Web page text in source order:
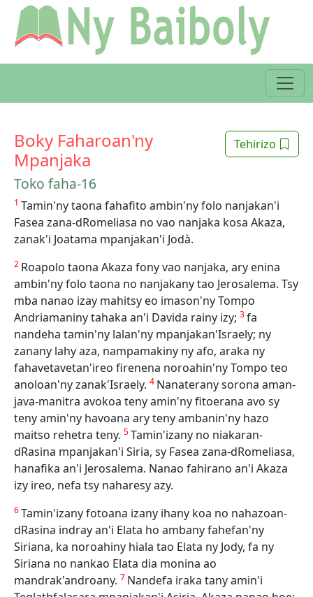
Tehirizo
Boky Faharoan'ny
Mpanjaka
Toko faha-16
1 Tamin'ny taona fahafito ambin'ny folo nanjakan'i
Fasea zana-dRomeliasa no vao nanjaka kosa Akaza,
zanak'i Joatama mpanjakan'i Jodà.
2 Roapolo taona Akaza fony vao nanjaka, ary enina
ambin'ny folo taona no nanjakany tao Jerosalema. Tsy
mba nanao izay mahitsy eo imason'ny Tompo
Andriamaniny tahaka an'i Davida rainy izy; 3fa
nandeha tamin'ny lalan'ny mpanjakan'Israely; ny
zanany lahy aza, nampamakiny ny afo, araka ny
fahavetavetan'ireo firenena noroahin'ny Tompo teo
anoloan'ny zanak'Israely. 4 Nanaterany sorona aman-
java-manitra avokoa teny amin'ny fitoerana avo sy
teny amin'ny havoana ary teny ambanin'ny hazo
maitso rehetra teny. 5Tamin'izany no niakaran-
dRasina mpanjakan'i Siria, sy Fasea zana-dRomeliasa,
hanafika an'i Jerosalema. Nanao fahirano an'i Akaza
izy ireo, nefa tsy naharesy azy.
6Tamin'izany fotoana izany ihany koa no nahazoan-
dRasina indray an'i Elata ho ambany fahefan'ny
Siriana, ka noroahiny hiala tao Elata ny Jody, fa ny
Siriana no nankao Elata dia monina ao
mandrak'androany. 7 Nandefa iraka tany amin'i